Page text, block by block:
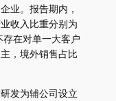
业。报告期内，
收入比重分别为
在对单一大客户
，境外销售占比
发为辅公司设立